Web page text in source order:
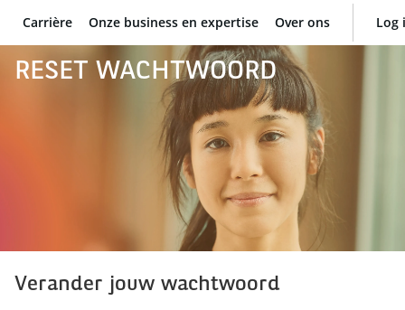
BNP Paribas
Carrière Onze business en expertise Over ons Log
RESET WACHTWOORD
Verander jouw wachtwoord